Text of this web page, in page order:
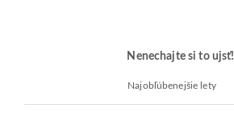
Nenechajte si to ujsť!
Najobľúbenejšie lety